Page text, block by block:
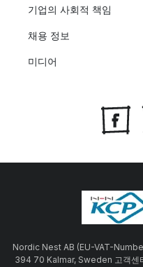
기업의 사회적 책임
채용 정보
미디어
Nordic Nest AB (EU-VAT-
394 70 Kalmar, Sweden 고객센